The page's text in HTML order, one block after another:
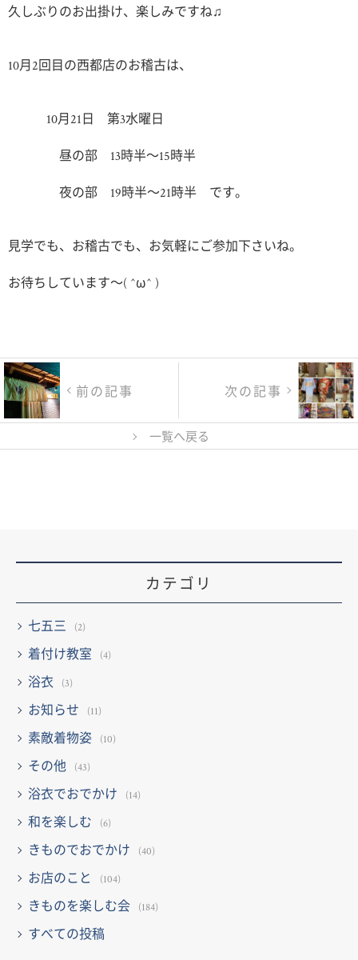
久しぶりのお出掛け、楽しみですね♫
10月2回目の西都店のお稽古は、
10月21日 第3水曜日
昼の部 13時半〜15時半
夜の部 19時半〜21時半 です。
見学でも、お稽古でも、お気軽にご参加下さいね。
お待ちしています〜( ^ω^ )
前の記事 次の記事
一覧へ戻る
カテゴリ
七五三 (2)
着付け教室 (4)
浴衣 (3)
お知らせ (11)
素敵着物姿 (10)
その他 (43)
浴衣でおでかけ (14)
和を楽しむ (6)
きものでおでかけ (40)
お店のこと (104)
きものを楽しむ会 (184)
すべての投稿